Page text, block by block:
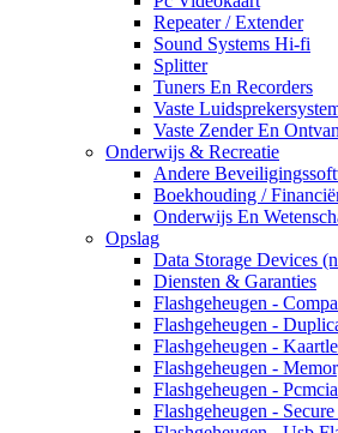
Repeater / Extender
Sound Systems Hi-fi
Splitter
Tuners En Recorders
Vaste
Vaste Zender En
Onderwijs & Recreatie
Andere
Boekhouding /
Onderwijs En
Opslag
Data Storage Devices
Diensten & Garanties
Flashgeheugen -
Flashgeheugen -
Flashgeheugen -
Flashgeheugen -
Flashgeheugen - Pcmcia
Flashgeheugen -